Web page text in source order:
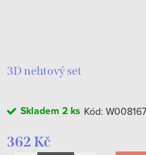
3D nehtový set
Skladem 2 ks Kód:
362 Kč